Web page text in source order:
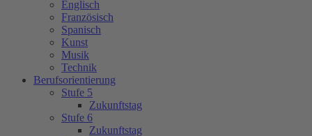
Englisch
Französisch
Spanisch
Kunst
Musik
Technik
Berufsorientierung
Stufe 5
Zukunftstag
Stufe 6
Zukunftstag